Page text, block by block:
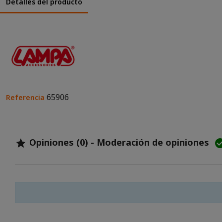
Referencia 65906
 Opiniones (0) - Moderación de opiniones